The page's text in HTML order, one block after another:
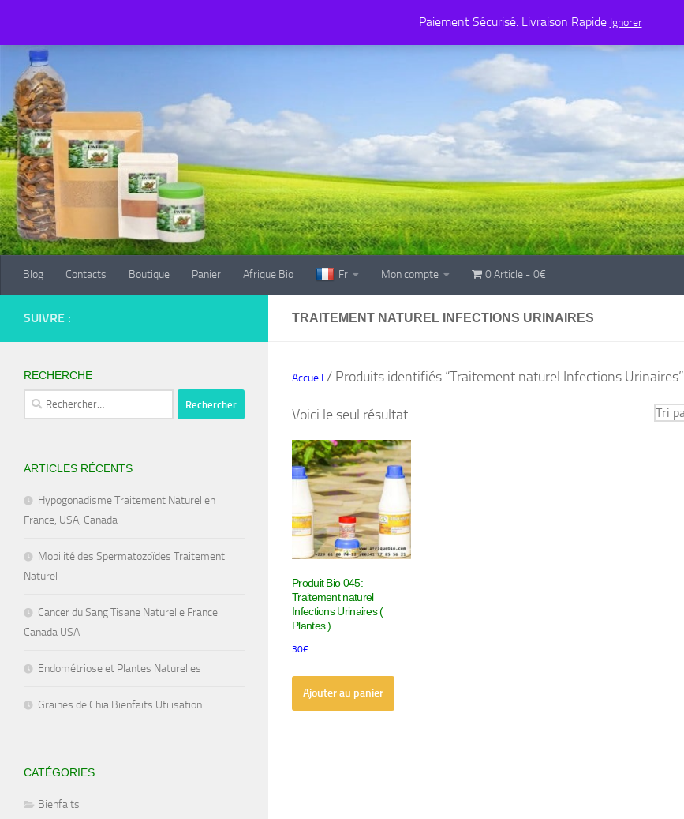
Paiement Sécurisé. Livraison Rapide Ignorer
Mon compte 0 Article 0€
Blog Contacts Boutique Panier Afrique Bio Fr Mon compte 0 Article 0€
TRAITEMENT NATUREL INFECTIONS URINAIRES
Accueil / Produits identifiés “Traitement naturel Infections Urinaires”
Voici le seul résultat
Produit Bio 045:
Traitement naturel
Infections Urinaires (
Plantes )
30€
Ajouter au panier
SUIVRE :
RECHERCHE
Rechercher :
ARTICLES RÉCENTS
Hypogonadisme Traitement Naturel en
France, USA, Canada
Mobilité des Spermatozoïdes Traitement
Naturel
Cancer du Sang Tisane Naturelle France
Canada USA
Endométriose et Plantes Naturelles
Graines de Chia Bienfaits Utilisation
CATÉGORIES
Bienfaits